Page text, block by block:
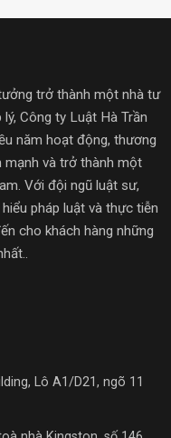
trở thành một nhà tư
Công ty Luật Hà Trần
năm hoạt động, thương
mạnh và trở thành một
Với đội ngũ luật sư,
pháp luật và thực tiễn
cho khách hàng những
Lô A1/D21, ngõ 11